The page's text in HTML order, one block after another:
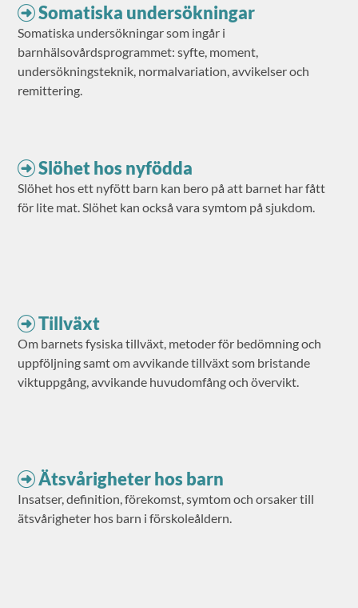
Somatiska undersökningar
Somatiska undersökningar som ingår i
barnhälsovårdsprogrammet: syfte, moment,
undersökningsteknik, normalvariation, avvikelser och
remittering.
Slöhet hos nyfödda
Slöhet hos ett nyfött barn kan bero på att barnet har fått
för lite mat. Slöhet kan också vara symtom på sjukdom.
Tillväxt
Om barnets fysiska tillväxt, metoder för bedömning och
uppföljning samt om avvikande tillväxt som bristande
viktuppgång, avvikande huvudomfång och övervikt.
Ätsvårigheter hos barn
Insatser, definition, förekomst, symtom och orsaker till
ätsvårigheter hos barn i förskoleåldern.